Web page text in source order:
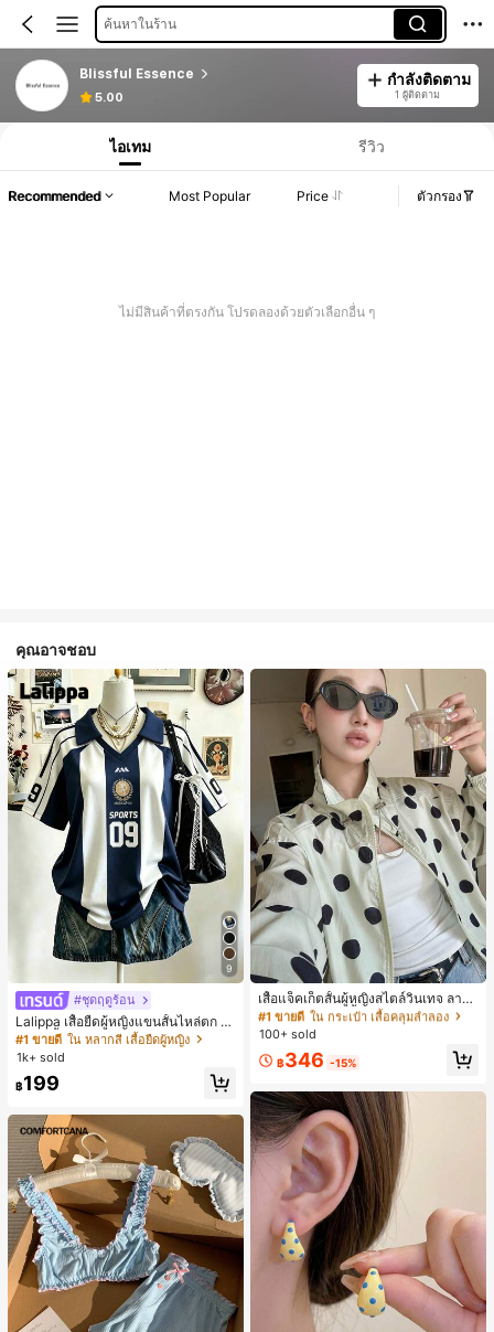
ค้นหาในร้าน
Blissful Essence
5.00
กำลังติดตาม
1 ผู้ติดตาม
ไอเทม รีวิว
Recommended Most Popular Price ตัวกรอง
ไม่มีสินค้าที่ตรงกัน โปรดลองด้วยตัวเลือกอื่น ๆ
คุณอาจชอบ
9
#ชุดฤดูร้อน
Lalippa เสื้อยืดผู้หญิงแขนสั้นไหล่ตก ค
อวีปกเสื้อ ลายพิมพ์ดิจิทัลลายทาง สไตล์
สปอร์ตแฟชั่นมินิมอล ของขวัญสำหรับเ
พื่อน
#1 ขายดี ใน หลากสี เสื้อยืดผู้หญิง
1k+ sold
฿199
เสื้อแจ็คเก็ตสั้นผู้หญิงสไตล์วินเทจ ลายจุ
ดขนาดใหญ่ คอตั้ง เอวเข้ารูป แขนพอง
ทรงหลวม แฟชั่นอเนกประสงค์ สำหรับใ
#1 ขายดี
ใน กระเป๋า เสื้อคลุมลำลอง
ลูกค้ากลับมาซื้อซ้ำ!
#1 ขายดี ใน กระเป๋า เสื้อคลุมลำลอง
ลูกค้ากลับมาซื้อซ้ำ!
#1 ขายดี ใน กระเป๋า เสื้อคลุมลำลอง
ลูกค้ากลับมาซื้อซ้ำ!
#1 ขายดี ใน กระเป๋า เสื้อคลุมลำลอง
100+ sold
฿346 -15%